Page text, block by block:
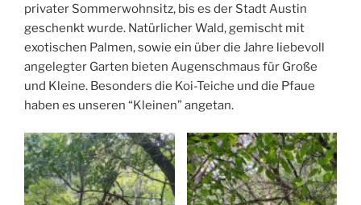
privater Sommerwohnsitz, bis es der Stadt Austin
geschenkt wurde. Natürlicher Wald, gemischt mit
exotischen Palmen, sowie ein über die Jahre liebevoll
angelegter Garten bieten Augenschmaus für Große
und Kleine. Besonders die Koi-Teiche und die Pfaue
haben es unseren “Kleinen” angetan.